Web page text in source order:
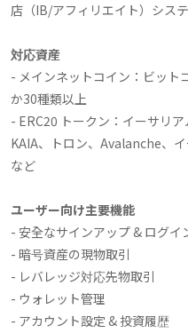
店（IB/アフィリエイト）シス
対応資産
- メインネットコイン：ビット
か30種類以上
- ERC20 トークン：イーサリ
KAIA、トロン、Avalanche、
など
ユーザー向け主要機能
- 安全なサインアップ & ログイ
- 暗号資産の現物取引
- レバレッジ対応先物取引
- ウォレット管理
- アカウント設定 & 投資履歴